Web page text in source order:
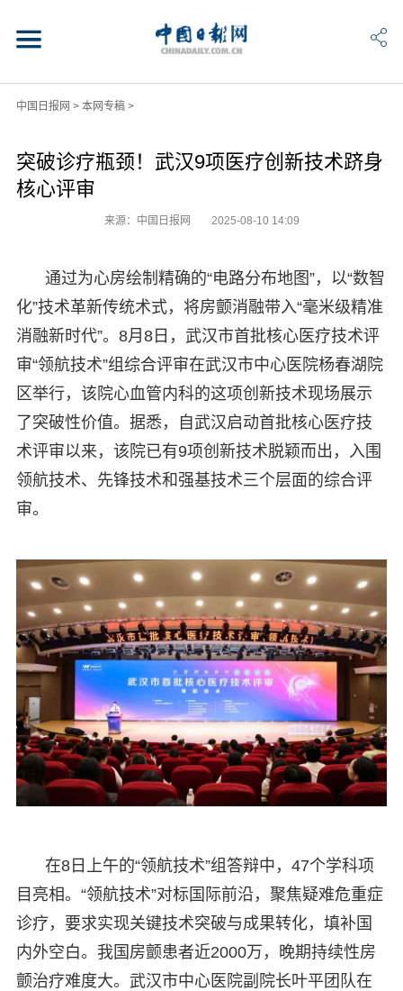
中国日报网 > 本网专稿>
突破诊疗瓶颈！武汉9项医疗创新技术跻身
核心评审
来源：中国日报网 2025-08-10 14:09
通过为心房绘制精确的“电路分布地图”，以“数智
化”技术革新传统术式，将房颤消融带入“毫米级精准
消融新时代”。8月8日，武汉市首批核心医疗技术评
审“领航技术”组综合评审在武汉市中心医院杨春湖院
区举行，该院心血管内科的这项创新技术现场展示
了突破性价值。据悉，自武汉启动首批核心医疗技
术评审以来，该院已有9项创新技术脱颖而出，入围
领航技术、先锋技术和强基技术三个层面的综合评
审。
在8日上午的“领航技术”组答辩中，47个学科项
目亮相。“领航技术”对标国际前沿，聚焦疑难危重症
诊疗，要求实现关键技术突破与成果转化，填补国
内外空白。我国房颤患者近2000万，晚期持续性房
颤治疗难度大。武汉市中心医院副院长叶平团队在